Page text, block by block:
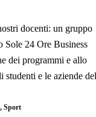
docenti: un gruppo
Sole 24 Ore Business
dei programmi e allo
e le aziende del
Sport